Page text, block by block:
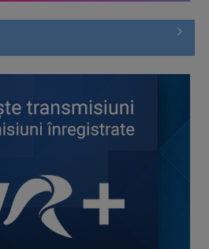
Popovici și tricolorii luptă